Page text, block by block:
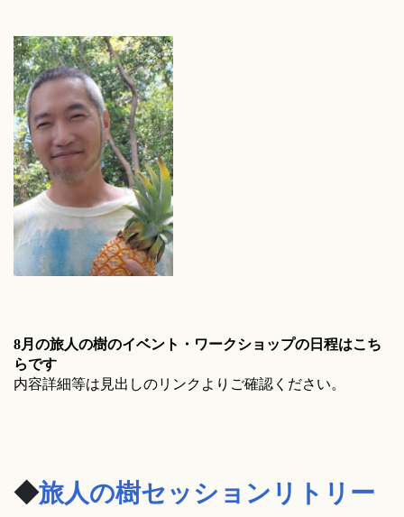
8月の旅人の樹のイベント・ワークショップの日程はこち
らです
内容詳細等は見出しのリンクよりご確認ください。
◆旅人の樹セッションリトリー